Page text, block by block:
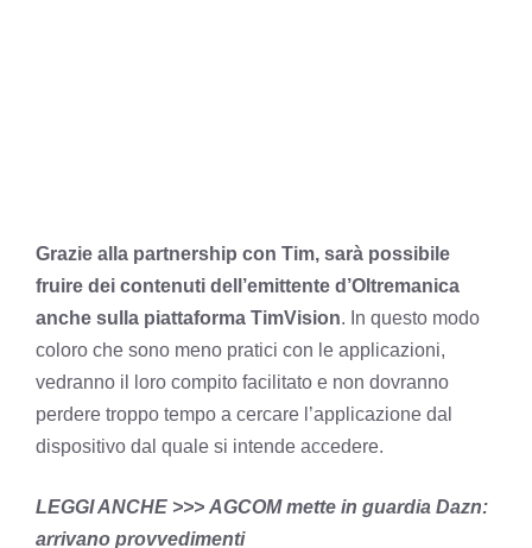
Grazie alla partnership con Tim, sarà possibile
fruire dei contenuti dell’emittente d’Oltremanica
anche sulla piattaforma TimVision. In questo modo
coloro che sono meno pratici con le applicazioni,
vedranno il loro compito facilitato e non dovranno
perdere troppo tempo a cercare l’applicazione dal
dispositivo dal quale si intende accedere.
LEGGI ANCHE >>> AGCOM mette in guardia Dazn:
arrivano provvedimenti